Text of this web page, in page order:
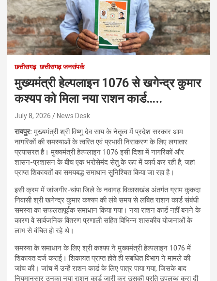
छत्तीसगढ़ छत्तीसगढ़ जनसंपर्क
मुख्यमंत्री हेल्पलाइन 1076 से खगेन्द्र कुमार
कश्यप को मिला नया राशन कार्ड…..
July 8, 2026 News Desk
रायपुर:मुख्यमंत्री श्री विष्णु देव साय के नेतृत्व में प्रदेश सरकार आम
नागरिकों की समस्याओं के त्वरित एवं प्रभावी निराकरण के लिए लगातार
प्रयासरत है। मुख्यमंत्री हेल्पलाइन 1076 इसी दिशा में नागरिकों और
शासन-प्रशासन के बीच एक भरोसेमंद सेतु के रूप में कार्य कर रही है, जहां
प्राप्त शिकायतों का समयबद्ध समाधान सुनिश्चित किया जा रहा है।
इसी क्रम में जांजगीर-चांपा जिले के नवागढ़ विकासखंड अंतर्गत ग्राम कुकदा
निवासी श्री खगेन्द्र कुमार कश्यप की लंबे समय से लंबित राशन कार्ड संबंधी
समस्या का सफलतापूर्वक समाधान किया गया। नया राशन कार्ड नहीं बनने के
कारण वे सार्वजनिक वितरण प्रणाली सहित विभिन्न शासकीय योजनाओं के
लाभ से वंचित हो रहे थे।
समस्या के समाधान के लिए श्री कश्यप ने मुख्यमंत्री हेल्पलाइन 1076 में
शिकायत दर्ज कराई। शिकायत प्राप्त होते ही संबंधित विभाग ने मामले की
जांच की। जांच में उन्हें राशन कार्ड के लिए पात्र पाया गया, जिसके बाद
नियमानुसार उनका नया राशन कार्ड जारी कर उसकी प्रति उपलब्ध करा दी